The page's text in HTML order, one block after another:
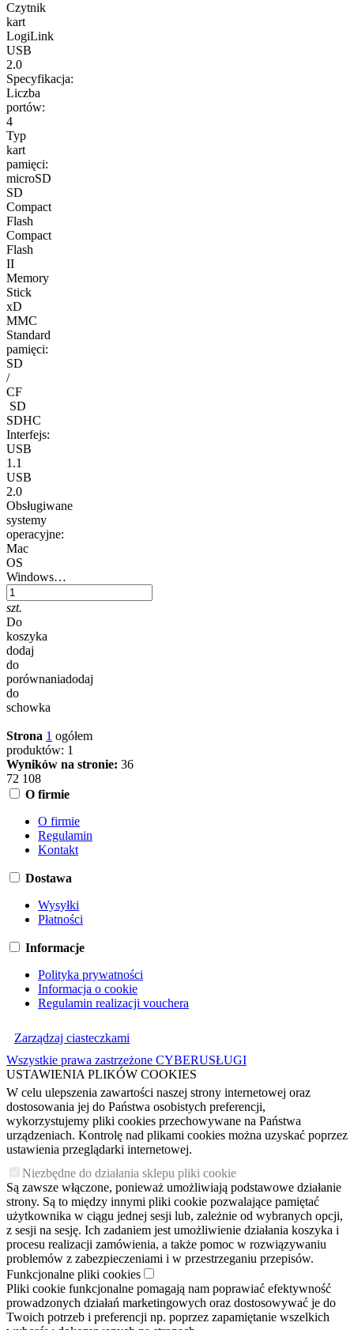
Czytnik
kart
LogiLink
USB
2.0
Specyfikacja:
Liczba
portów:
4
Typ
kart
pamięci:
microSD
SD
Compact
Flash
Compact
Flash
II
Memory
Stick
xD
MMC
Standard
pamięci:
SD
/
CF
SD
SDHC
Interfejs:
USB
1.1
USB
2.0
Obsługiwane
systemy
operacyjne:
Mac
OS
Windows…
szt.
Do
koszyka
dodaj
do
porównaniadodaj
do
schowka
Strona 1 ogółem
produktów: 1
Wyników na stronie: 36
72 108
O firmie
O firmie
Regulamin
Kontakt
Dostawa
Wysyłki
Płatności
Informacje
Polityka prywatności
Informacja o cookie
Regulamin realizacji vouchera
Zarządzaj ciasteczkami
Wszystkie prawa zastrzeżone CYBERUSŁUGI
USTAWIENIA PLIKÓW COOKIES
W celu ulepszenia zawartości naszej strony internetowej oraz
dostosowania jej do Państwa osobistych preferencji,
wykorzystujemy pliki cookies przechowywane na Państwa
urządzeniach. Kontrolę nad plikami cookies można uzyskać poprzez
ustawienia przeglądarki internetowej.
Niezbędne do działania sklepu pliki cookie
Są zawsze włączone, ponieważ umożliwiają podstawowe działanie
strony. Są to między innymi pliki cookie pozwalające pamiętać
użytkownika w ciągu jednej sesji lub, zależnie od wybranych opcji,
z sesji na sesję. Ich zadaniem jest umożliwienie działania koszyka i
procesu realizacji zamówienia, a także pomoc w rozwiązywaniu
problemów z zabezpieczeniami i w przestrzeganiu przepisów.
Funkcjonalne pliki cookies
Pliki cookie funkcjonalne pomagają nam poprawiać efektywność
prowadzonych działań marketingowych oraz dostosowywać je do
Twoich potrzeb i preferencji np. poprzez zapamiętanie wszelkich